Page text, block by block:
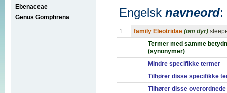
Ebenaceae
Genus Gomphrena
Engelsk navneord:
1. family Eleotridae (om dyr)
Termer med samme
(synonymer)
Mindre specifikke termer
Tilhører disse specifikke
Tilhører disse